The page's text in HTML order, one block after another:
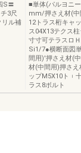
S〓
3尺
ル補
■単体(パルヨニ
mm/押さえ材(中
12トラス桁キャ
ス04X13テクス
寸寸可テラスロ
Si1/7●横断面図
間用)′押さえ材(
材(中間用)押さ
ップM5X10ト︲
ラス8ボルト